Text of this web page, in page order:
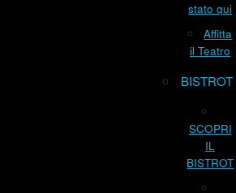
stato qui
Affitta
il Teatro
BISTROT
SCOPRI
IL
BISTROT